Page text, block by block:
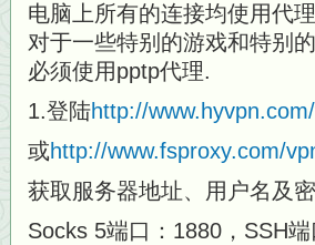
电脑上所有的连接均使用代
对于一些特别的游戏和特别
必须使用pptp代理.
1.登陆http://
或http://www.fsproxy.com/
获取服务器地址、用户名及密
Socks 5端口：1880，SSH端